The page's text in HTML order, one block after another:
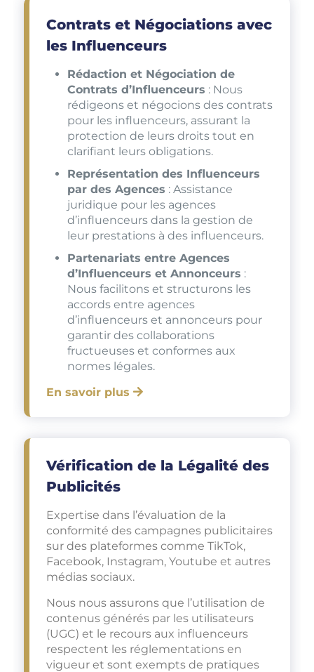
Contrats et Négociations avec
les Influenceurs
Rédaction et Négociation de
Contrats d’Influenceurs : Nous
rédigeons et négocions des contrats
pour les influenceurs, assurant la
protection de leurs droits tout en
clarifiant leurs obligations.
Représentation des Influenceurs
par des Agences : Assistance
juridique pour les agences
d’influenceurs dans la gestion de
leur prestations à des influenceurs.
Partenariats entre Agences
d’Influenceurs et Annonceurs :
Nous facilitons et structurons les
accords entre agences
d’influenceurs et annonceurs pour
garantir des collaborations
fructueuses et conformes aux
normes légales.
En savoir plus
Vérification de la Légalité des
Publicités
Expertise dans l’évaluation de la
conformité des campagnes publicitaires
sur des plateformes comme TikTok,
Facebook, Instagram, Youtube et autres
médias sociaux.
Nous nous assurons que l’utilisation de
contenus générés par les utilisateurs
(UGC) et le recours aux influenceurs
respectent les réglementations en
vigueur et sont exempts de pratiques